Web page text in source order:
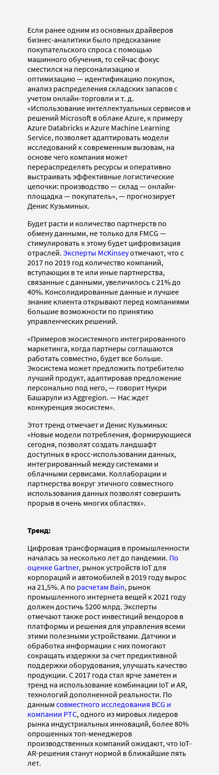
Если ранее одним из основных драйверов
бизнес-аналитики было предсказание
покупательского спроса с помощью
машинного обучения, то сейчас фокус
сместился на персонализацию и
оптимизацию — идентификацию покупок,
анализ распределения складских запасов с
учетом онлайн-торговли и т. д.
«Использование интеллектуальных сервисов и
решений Microsoft в облаке Azure, к примеру
Azure Databricks и Azure Machine Learning
Service, позволяет адаптировать модели
исследований к современным вызовам, на
основе чего компания может
перераспределять ресурсы и оперативно
выстраивать эффективные логистические
цепочки: производство — склад — онлайн-
площадка — покупатель», — прогнозирует
Денис Кузьминых.
Будет расти и количество партнерств по
обмену данными, не только для FMCG —
стимулировать к этому будет цифровизация
отраслей. Эксперты McKinseyотмечают, что с
2017 по 2019 год количество компаний,
вступающих в те или иные партнерства,
связанные с данными, увеличилось с 21% до
40%. Консолидированные данные и лучшее
знание клиента открывают перед компаниями
большие возможности по принятию
управленческих решений.
«Примеров экосистемного интегрированного
маркетинга, когда партнеры соглашаются
работать совместно, будет все больше.
Экосистема может предложить потребителю
лучший продукт, адаптировав предложение
персонально под него, — говорит Нукри
Башарули из Aggregion. — Нас ждет
конкуренция экосистем».
Этот тренд отмечает и Денис Кузьминых:
«Новые модели потребления, формирующиеся
сегодня, позволят создать ландшафт
доступных в кросс-использовании данных,
интегрированный между системами и
облачными сервисами. Коллаборации и
партнерства вокруг этичного совместного
использования данных позволят совершить
прорыв в очень многих областях».
Тренд:
Цифровая трансформация в промышленности
началась за несколько лет до пандемии. По
оценке Gartner, рынок устройств IoT для
корпораций и автомобилей в 2019 году вырос
на 21,5%. А по расчетам Bain, рынок
промышленного интернета вещей к 2021 году
должен достичь $200 млрд. Эксперты
отмечают также рост инвестиций вендоров в
платформы и решения для управления всеми
этими полезными устройствами. Датчики и
обработка информации с них помогают
сокращать издержки за счет предиктивной
поддержки оборудования, улучшать качество
продукции. С 2017 года стал ярче заметен и
тренд на использование комбинации IoT и AR,
технологий дополненной реальности. По
данным совместного исследования BCG и
компании PTC, одного из мировых лидеров
рынка индустриальных инноваций, более 80%
опрошенных топ-менеджеров
производственных компаний ожидают, что IoT-
AR-решения станут нормой в ближайшие пять
лет.